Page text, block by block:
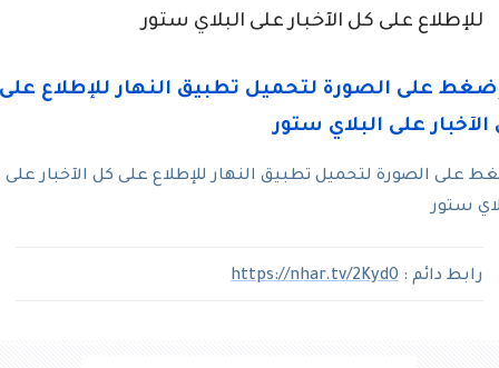
للإطلاع على كل الآخبار على البلاي ستور
على الصورة لتحميل تطبيق النهار للإطلاع على كل الآخبار على
ستور
رابط دائم : https://nhar.tv/2Kyd0